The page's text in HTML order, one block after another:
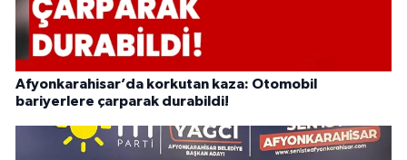
Afyonkarahisar’da korkutan kaza: Otomobil
bariyerlere çarparak durabildi!